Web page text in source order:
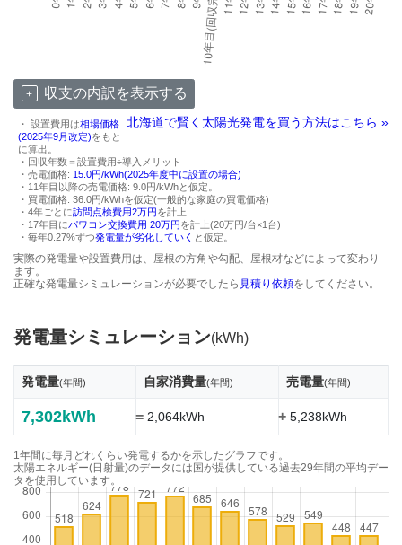
収支の内訳を表示する
北海道で賢く太陽光発電を買う方法はこちら »
・ 設置費用は相場価格
(2025年9月改定)をもと
に算出。
・回収年数＝設置費用÷導入メリット
・売電価格: 15.0円/kWh(2025年度中に設置の場合)
・11年目以降の売電価格: 9.0円/kWhと仮定。
・買電価格: 36.0円/kWhを仮定(一般的な家庭の買電価格)
・4年ごとに訪問点検費用2万円を計上
・17年目にパワコン交換費用 20万円を計上(20万円/台×1台)
・毎年0.27%ずつ発電量が劣化していく と仮定。
実際の発電量や設置費用は、屋根の方角や勾配、屋根材などによって変わり
ます。
正確な発電量シミュレーションが必要でしたら 見積り依頼をしてください。
発電量シミュレーション(kWh)
発電量(年間) 自家消費量(年間) 売電量(年間)
7,302kWh =2,064kWh +5,238kWh
1年間に毎月どれくらい発電するかを示したグラフです。
太陽エネルギー(日射量)のデータには国が提供している過去29年間の平均デー
タを使用しています。